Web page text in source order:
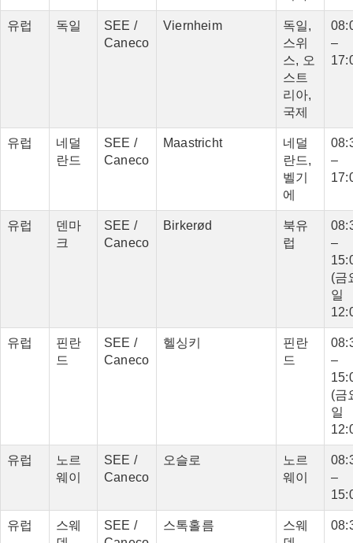
유럽 독일
SEE /
Caneco
Viernheim
독일,
스위
스, 오
스트
리아,
국제
–
유럽
네덜
란드
SEE /
Caneco
Maastricht
네덜
란드,
벨기
에
–
유럽
덴마
크
SEE /
Caneco
Birkerød
북유
럽
–
(금
일
유럽
핀란
드
SEE /
Caneco
헬싱키
핀란
드
–
(금
일
유럽
노르
웨이
SEE /
Caneco
오슬로
노르
웨이
–
유럽
스웨
SEE /
스톡홀름
스웨